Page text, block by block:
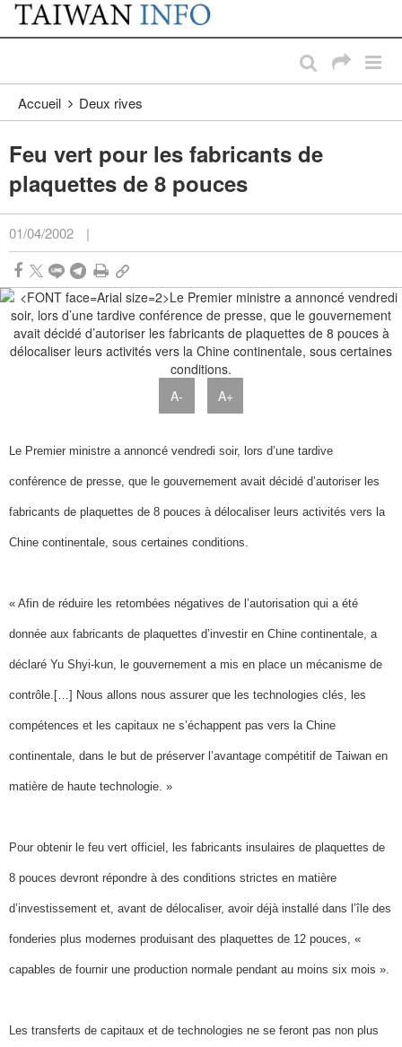
Passer au contenu principal
:::
Accueil Deux rives
Feu vert pour les fabricants de
plaquettes de 8 pouces
01/04/2002 |
A- A+
Le Premier ministre a annoncé vendredi soir, lors d’une tardive
conférence de presse, que le gouvernement avait décidé d’autoriser les
fabricants de plaquettes de 8 pouces à délocaliser leurs activités vers la
Chine continentale, sous certaines conditions.
« Afin de réduire les retombées négatives de l’autorisation qui a été
donnée aux fabricants de plaquettes d’investir en Chine continentale, a
déclaré Yu Shyi-kun, le gouvernement a mis en place un mécanisme de
contrôle.[…] Nous allons nous assurer que les technologies clés, les
compétences et les capitaux ne s’échappent pas vers la Chine
continentale, dans le but de préserver l’avantage compétitif de Taiwan en
matière de haute technologie. »
Pour obtenir le feu vert officiel, les fabricants insulaires de plaquettes de
8 pouces devront répondre à des conditions strictes en matière
d’investissement et, avant de délocaliser, avoir déjà installé dans l’île des
fonderies plus modernes produisant des plaquettes de 12 pouces, «
capables de fournir une production normale pendant au moins six mois ».
Les transferts de capitaux et de technologies ne se feront pas non plus